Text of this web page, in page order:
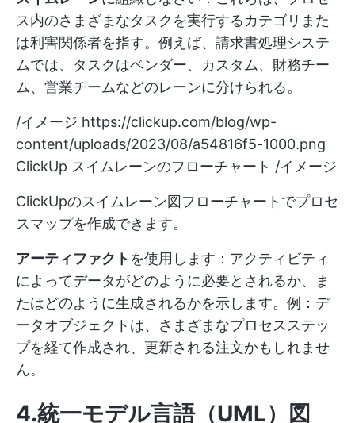
ス内のさまざまなタスクを実行するカテゴリまた
は利害関係者を指す。例えば、請求書処理システ
ムでは、タスクはベンダー、カスタム、財務チー
ム、営業チームなどのレーンに分けられる。
/イメージ https://clickup.com/blog/wp-
content/uploads/2023/08/a54816f5-1000.png
ClickUp スイムレーンのフローチャート /イメージ
ClickUpのスイムレーン図フローチャートでプロセ
スマップを作成できます。
アーティファクト を使用します：アクティビティ
によってデータがどのように必要とされるか、ま
たはどのように生成されるかを示します。例：デ
ータオブジェクトは、さまざまなプロセスステッ
プを経て作成され、更新される注文かもしれませ
ん。
4.統一モデル言語（UML）図